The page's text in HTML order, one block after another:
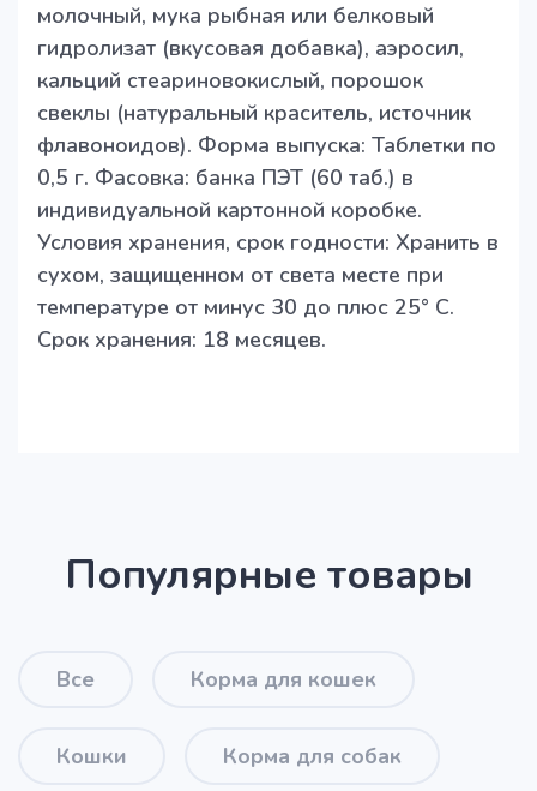
молочный, мука рыбная или белковый
гидролизат (вкусовая добавка), аэросил,
кальций стеариновокислый, порошок
свеклы (натуральный краситель, источник
флавоноидов). Форма выпуска: Таблетки по
0,5 г. Фасовка: банка ПЭТ (60 таб.) в
индивидуальной картонной коробке.
Условия хранения, срок годности: Хранить в
сухом, защищенном от света месте при
температуре от минус 30 до плюс 25° С.
Срок хранения: 18 месяцев.
Популярные товары
Все Корма для кошек
Кошки Корма для собак